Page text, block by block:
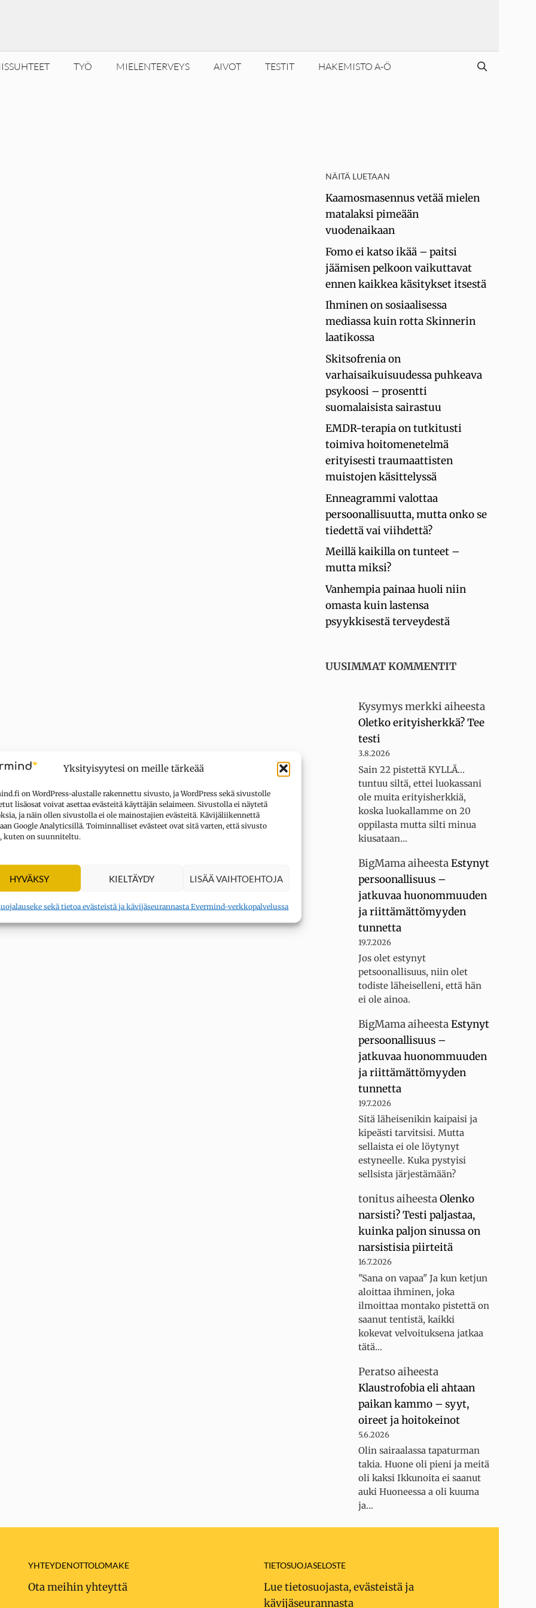
Yksityisyytesi on meille tärkeää
on WordPress-alustalle rakennettu sivusto, ja WordPress sekä sivustolle
lisäosat voivat asettaa evästeitä käyttäjän selaimeen. Sivustolla ei näytetä
ja näin ollen sivustolla ei ole mainostajien evästeitä. Kävijäliikennettä
Google Analyticsillä. Toiminnalliset evästeet ovat sitä varten, että sivusto
kuten on suunniteltu.
HYVÄKSY KIELTÄYDY LISÄÄ VAIHTOEHTOJA
sekä tietoa evästeistä ja kävijäseurannasta Evermind-verkkopalvelussa
TYÖ MIELENTERVEYS AIVOT TESTIT HAKEMISTO A-Ö
NÄITÄ LUETAAN
Kaamosmasennus vetää mielen
matalaksi pimeään
vuodenaikaan
Fomo ei katso ikää – paitsi
jäämisen pelkoon vaikuttavat
ennen kaikkea käsitykset itsestä
Ihminen on sosiaalisessa
mediassa kuin rotta Skinnerin
laatikossa
Skitsofrenia on
varhaisaikuisuudessa puhkeava
psykoosi – prosentti
suomalaisista sairastuu
EMDR-terapia on tutkitusti
toimiva hoitomenetelmä
erityisesti traumaattisten
muistojen käsittelyssä
Enneagrammi valottaa
persoonallisuutta, mutta onko se
tiedettä vai viihdettä?
Meillä kaikilla on tunteet –
mutta miksi?
Vanhempia painaa huoli niin
omasta kuin lastensa
psyykkisestä terveydestä
UUSIMMAT KOMMENTIT
Kysymys merkki aiheesta
Oletko erityisherkkä? Tee
testi
3.8.2026
Sain 22 pistettä KYLLÄ...
tuntuu siltä, ettei luokassani
ole muita erityisherkkiä,
koska luokallamme on 20
oppilasta mutta silti minua
kiusataan…
BigMamaaiheestaEstynyt
persoonallisuus –
jatkuvaa huonommuuden
ja riittämättömyyden
tunnetta
19.7.2026
Jos olet estynyt
petsoonallisuus, niin olet
todiste läheiselleni, että hän
ei ole ainoa.
BigMamaaiheestaEstynyt
persoonallisuus –
jatkuvaa huonommuuden
ja riittämättömyyden
tunnetta
19.7.2026
Sitä läheisenikin kaipaisi ja
kipeästi tarvitsisi. Mutta
sellaista ei ole löytynyt
estyneelle. Kuka pystyisi
sellsista järjestämään?
tonitusaiheestaOlenko
narsisti? Testi paljastaa,
kuinka paljon sinussa on
narsistisia piirteitä
16.7.2026
"Sana on vapaa" Ja kun ketjun
aloittaa ihminen, joka
ilmoittaa montako pistettä on
saanut tentistä, kaikki
kokevat velvoituksena jatkaa
tätä…
Peratsoaiheesta
Klaustrofobia eli ahtaan
paikan kammo – syyt,
oireet ja hoitokeinot
5.6.2026
Olin sairaalassa tapaturman
takia. Huone oli pieni ja meitä
oli kaksi Ikkunoita ei saanut
auki Huoneessa a oli kuuma
ja…
YHTEYDENOTTOLOMAKE
Ota meihin yhteyttä
TIETOSUOJASELOSTE
Lue tietosuojasta, evästeistä ja
kävijäseurannasta